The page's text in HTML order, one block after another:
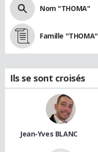
Nom "THOMA"
Famille "THOMA"
Ils se sont croisés
Jean-Yves BLANC